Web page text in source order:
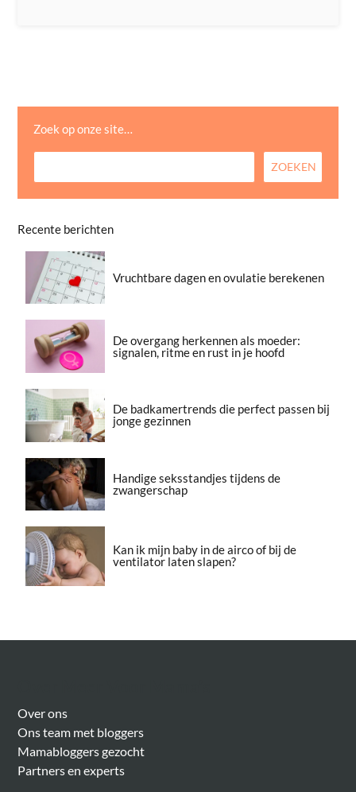
Zoek op onze site…
Recente berichten
Vruchtbare dagen en ovulatie berekenen
De overgang herkennen als moeder:
signalen, ritme en rust in je hoofd
De badkamertrends die perfect passen bij
jonge gezinnen
Handige seksstandjes tijdens de
zwangerschap
Kan ik mijn baby in de airco of bij de
ventilator laten slapen?
Over ons
Ons team met bloggers
Mamabloggers gezocht
Partners en experts